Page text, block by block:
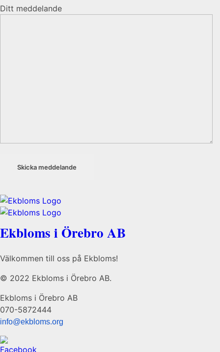
Ditt meddelande
Ekbloms i Örebro AB
Välkommen till oss på Ekbloms!
© 2022 Ekbloms i Örebro AB.
Ekbloms i Örebro AB
070-5872444
info@ekbloms.org